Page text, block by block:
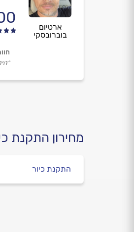
ארטיום
בוברובסקי
מחירון התקנת
התקנת כיור